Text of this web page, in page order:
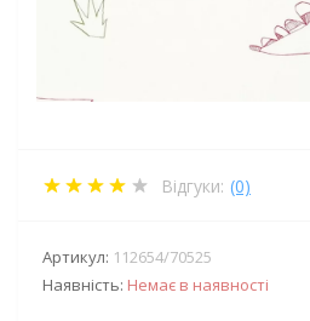
Відгуки: (0)
Артикул: 112654/70525
Наявність: Немає в наявності